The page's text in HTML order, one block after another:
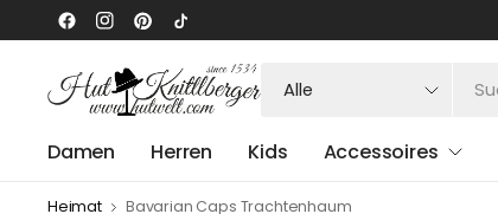
Sie
irgendetwas
Damen Herren Kids Accessoires
Heimat
Bavarian Caps Trachtenhaum